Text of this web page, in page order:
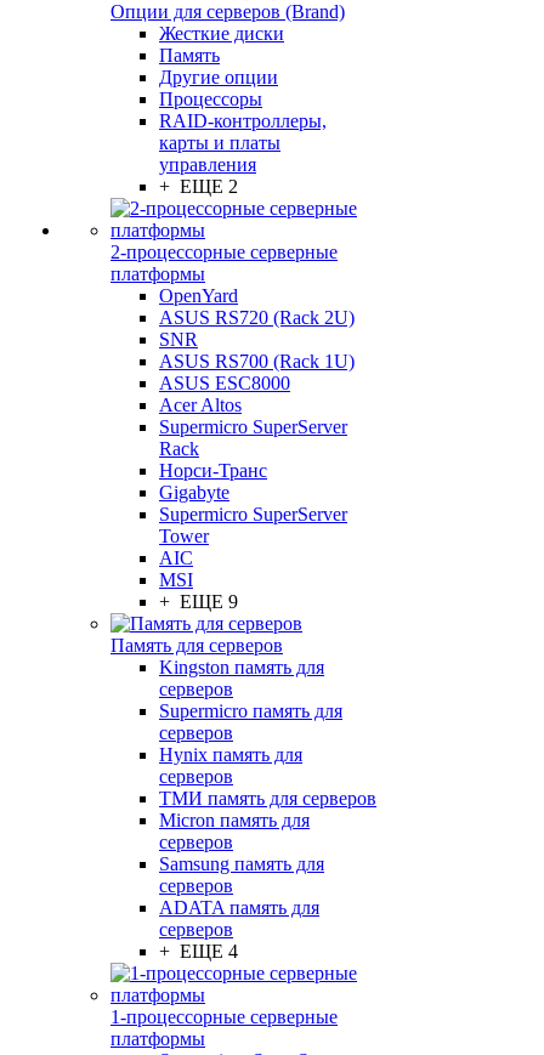
Опции для серверов (Brand)
Жесткие диски
Память
Другие опции
Процессоры
RAID-контроллеры,
карты и платы
управления
+ ЕЩЕ 2
2-процессорные серверные
платформы
OpenYard
ASUS RS720 (Rack 2U)
SNR
ASUS RS700 (Rack 1U)
ASUS ESC8000
Acer Altos
Supermicro SuperServer
Rack
Норси-Транс
Gigabyte
Supermicro SuperServer
Tower
AIC
MSI
+ ЕЩЕ 9
Память для серверов
Kingston память для
серверов
Supermicro память для
серверов
Hynix память для
серверов
ТМИ память для серверов
Micron память для
серверов
Samsung память для
серверов
ADATA память для
серверов
+ ЕЩЕ 4
1-процессорные серверные
платформы